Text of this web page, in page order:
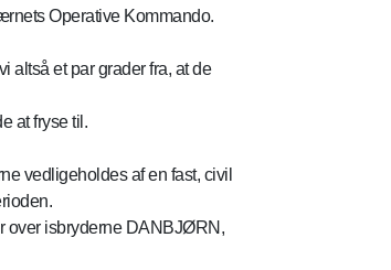
Operative Kommando.
altså et par grader fra, at de
at fryse til.
vedligeholdes af en fast, civil
over isbryderne DANBJØRN,